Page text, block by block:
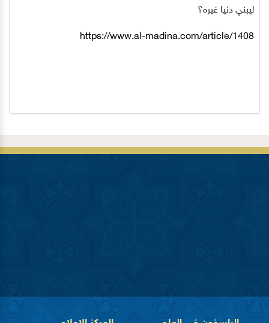
ليبني دنيا غيره؟
https://www.al-madina.com/article/1408